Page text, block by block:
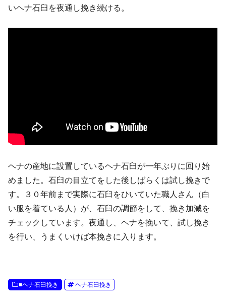
いヘナ石臼を夜通し挽き続ける。
ヘナの産地に設置しているヘナ石臼が一年ぶりに回り始
めました。石臼の目立てをした後しばらくは試し挽きで
す。３０年前まで実際に石臼をひいていた職人さん（白
い服を着ている人）が、石臼の調節をして、挽き加減を
チェックしています。夜通し、ヘナを挽いて、試し挽き
を行い、うまくいけば本挽きに入ります。
■ヘナ石臼挽き ヘナ石臼挽き